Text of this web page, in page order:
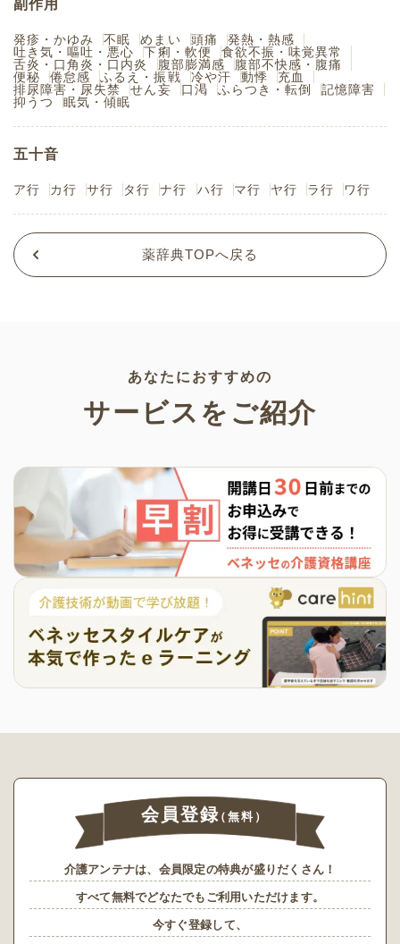
副作用
発疹・かゆみ 不眠 めまい 頭痛
発熱・熱感
吐き気・嘔吐・悪心
下痢・軟便
食欲不振・味覚異常
舌炎・口角炎・口内炎
腹部膨満感
腹部不快感・腹痛
便秘
倦怠感 ふるえ・振戦 冷や汗 動悸
充血
排尿障害・尿失禁
せん妄 口渇 ふらつき・転倒
記憶障害
抑うつ
眠気・傾眠
五十音
ア行 カ行 サ行 タ行 ナ行 ハ行 マ行 ヤ行 ラ行 ワ行
薬辞典TOPへ戻る
あなたにおすすめの
サービスをご紹介
会員登録（無料）
介護アンテナは、会員限定の特典が盛りだくさん！
すべて無料でどなたでもご利用いただけます。
今すぐ登録して、